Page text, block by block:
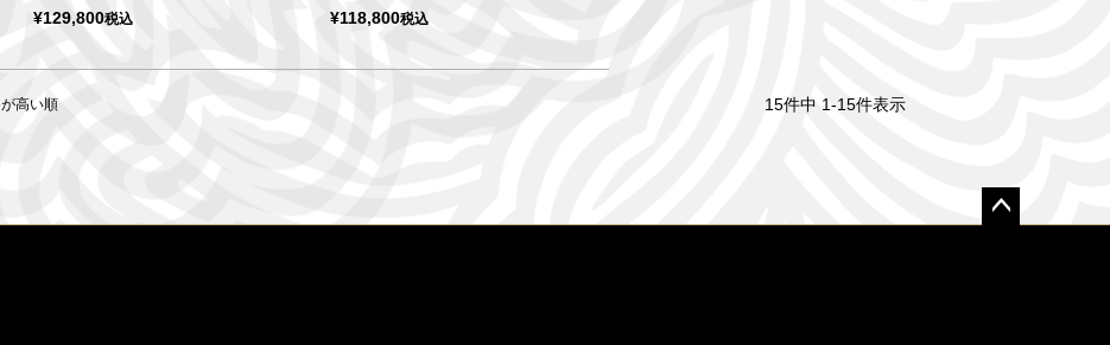
¥129,800税込
¥118,800税込
高い順 15件中 1-15件表示